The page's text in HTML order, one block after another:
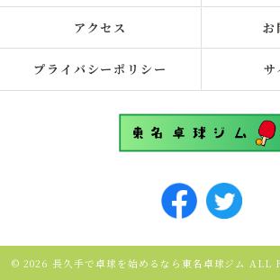
アクセス お
プライバシーポリシー サ
© 2026 長久手で卓球を始めるなら東名卓球ジム